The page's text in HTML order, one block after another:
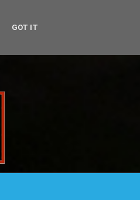
GOT IT